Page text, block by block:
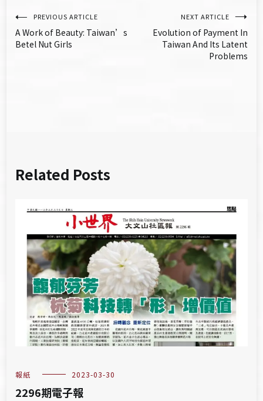
文
章
PREVIOUS ARTICLE
A Work of Beauty: Taiwan’s
Betel Nut Girls
NEXT ARTICLE
Evolution of Payment In
Taiwan And Its Latent
Problems
Related Posts
報紙 2023-03-30
2296期電子報